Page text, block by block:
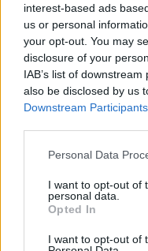
interest-based ads
us or personal
your opt-out. You may
disclosure of your
IAB’s list of
also be disclosed by us
Downstream Participants
Please note that this
not limited to your visit
grant or deny consent
use your data for below
consent section.
Personal Data
I want to opt-out of
personal data.
Opted In
I want to opt-out of
Jancsibohóc
17 éve
MCFÉSZ:
Megjelenés
Veszprém - Osztozik
körülmények között
kézilabdázó
Önkormányzat